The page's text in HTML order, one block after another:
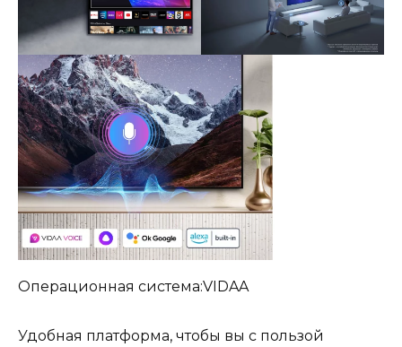
Операционная система:VIDAA
Удобная платформа, чтобы вы с пользой